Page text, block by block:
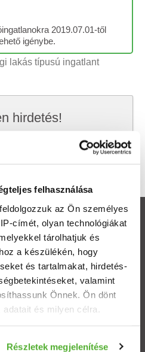
felhasználása
feldolgozzuk az Ön személyes
címét, olyan technológiákat
tárolhatjuk és
a készülékén, hogy
és tartalmakat, hirdetés-
valamint
Önnek. Ön dönt
és milyen célra.
Részletek megjelenítése
2019.07.01-től
igénybe.
lakás típusú ingatlant
hirdetés!
szempont szerint
amit keresel.